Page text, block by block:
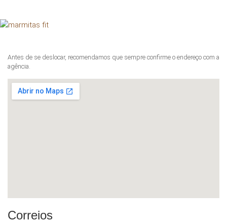
Antes de se deslocar, recomendamos que sempre confirme o endereço com a
agência.
Correios